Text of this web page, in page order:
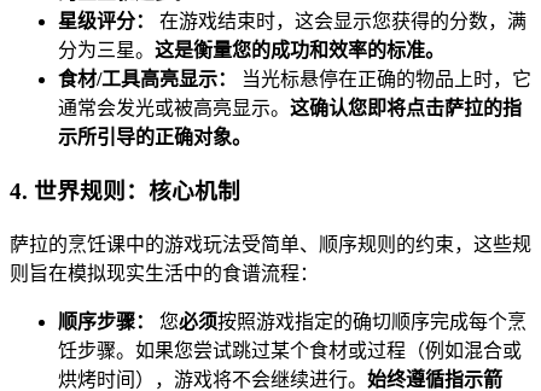
星级评分：
在游戏结束时，这会显示您获得的分数，满
分为三星。 这是衡量您的成功和效率的标准。
食材/工具高亮显示：
当光标悬停在正确的物品上时，它
通常会发光或被高亮显示。 这确认您即将点击萨拉的指
示所引导的正确对象。
4. 世界规则：核心机制
萨拉的烹饪课中的游戏玩法受简单、顺序规则的约束，这些规
则旨在模拟现实生活中的食谱流程：
顺序步骤： 您必须按照游戏指定的确切顺序完成每个烹
饪步骤。如果您尝试跳过某个食材或过程（例如混合或
烘烤时间），游戏将不会继续进行。 始终遵循指示箭